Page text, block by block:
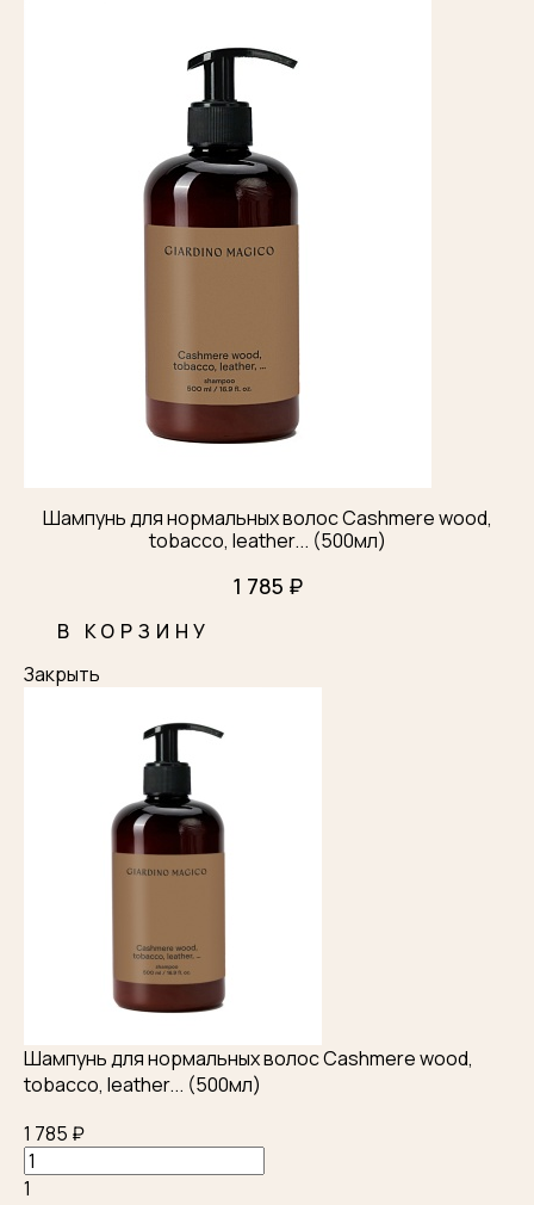
Шампунь для нормальных волос Cashmere wood,
tobacco, leather... (500мл)
1 785 ₽
В КОРЗИНУ
Закрыть
Шампунь для нормальных волос Cashmere wood,
tobacco, leather... (500мл)
1 785 ₽
1